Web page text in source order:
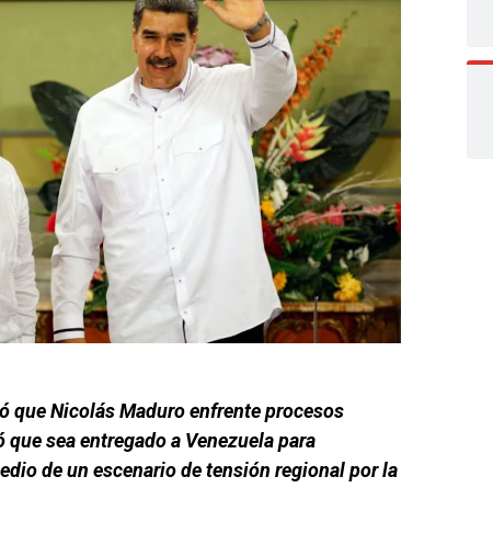
que Nicolás Maduro enfrente procesos
sea entregado a Venezuela para
de un escenario de tensión regional por la